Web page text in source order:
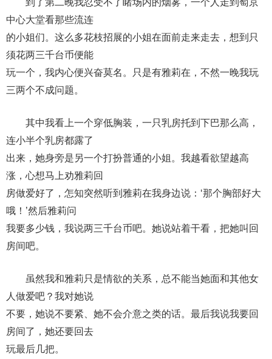
到了第二晚我忍受不了睹场内的烟雾，一个人走到萄京
中心大堂看那些流连
的小姐们。这么多花枝招展的小姐在面前走来走去，想到只
须花两三千台币便能
玩一个，我内心便兴奋莫名。只是有雅莉在，不然一晚我玩
三两个不成问题。
其中我看上一个穿低胸装，一只乳房托到下巴那么高，
连小半个乳房都露了
出来，她身旁是另一个打扮普通的小姐。我越看欲望越高
涨，心想马上劝雅莉回
房做爱好了，怎知突然听到雅莉在我身边说：‘那个胸部好大
哦！’然后雅莉问
我要多少钱，我说两三千台币吧。她说站着干看，把她叫回
房间吧。
虽然我和雅莉只是情欲的关系，总不能当她面和其他女
人做爱吧？我对她说
不要，她说不要紧、她不会介意之类的话。最后我说我要回
房间了，她还要回去
玩最后几把。